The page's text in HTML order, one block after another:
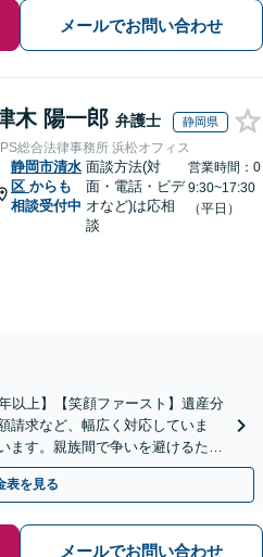
メールでお問い合わせ
木 陽一郎 弁護士 静岡県
総合法律事務所 浜松オフィス
静岡市清水
区 からも
相談受付中
面談方法(対
面・電話・ビデ
オなど)は応相
談
営業時間：0
9:30~17:30
（平日）
以上】【笑顔ファースト】遺産分
請求など、幅広く対応していま
ます。親族間で争いを避けるため
初回面談無料】
表を見る
メールでお問い合わせ